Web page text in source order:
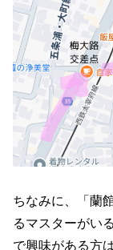
ちなみに、「蘭
るマスターがい
で興味がある方